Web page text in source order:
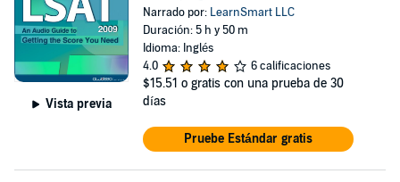
Vista previa
Narrado por: LearnSmart LLC
Duración: 5 h y 50 m
Idioma: Inglés
4.0
6 calificaciones
$15.51 o gratis con una prueba de 30
días
Pruebe Estándar gratis